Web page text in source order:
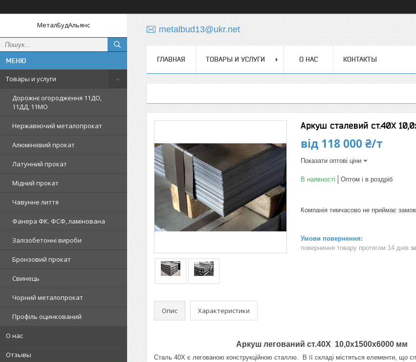
МеталБудАльянс
Товары и услуги
Дорожнє огородження 11ДО,
11ДД, 11МО
Нержавіючий металопрокат
Алюмінієвий прокат
Латунний прокат
Мідний прокат
Чавунне лиття
Фанера ФК. ФСФ, ламінована
Залізобетонні вироби
Бронзовий прокат
Свинець
Чорний металопрокат
Профіль оцинкований
О нас
Отзывы
metalbud13@ukr.net
ГЛАВНАЯ ТОВАРЫ И УСЛУГИ О НАС КОНТАКТЫ
Аркуш сталевий ст.40Х
від 118 000 ₴/т
Показати оптові ціни
В наявності Оптом і в роздріб
Компанія тимчасово не приймає
повернення товару протягом 14 днів
Опис Характеристики
Аркуш легований ст.40Х 10,0х1500х6000 мм
Сталь 40Х є легованою конструкційною сталлю. В її складі містяться елементи, що